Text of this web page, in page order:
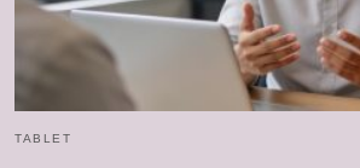
TABLET